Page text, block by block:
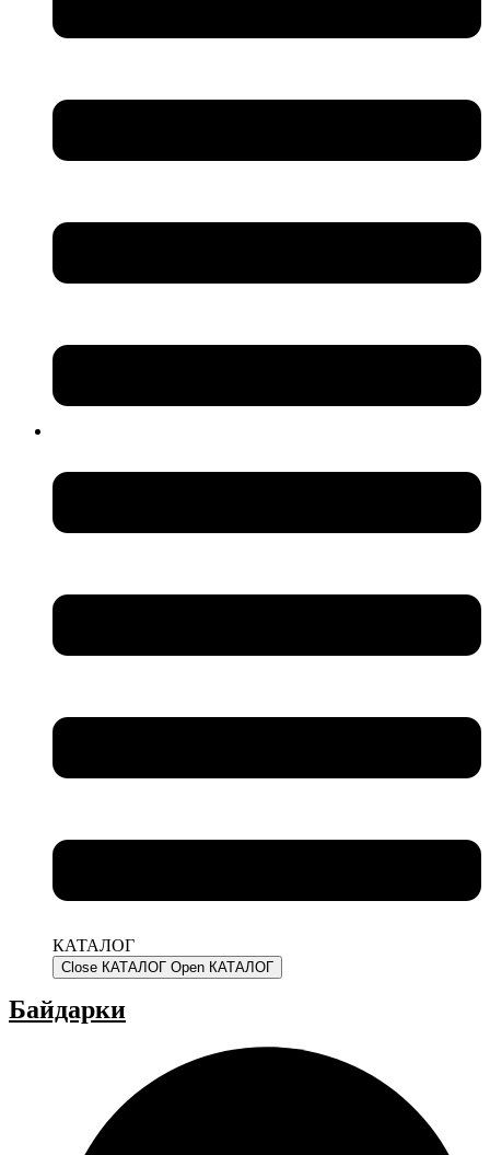
КАТАЛОГ
Close КАТАЛОГ Open КАТАЛОГ
Байдарки